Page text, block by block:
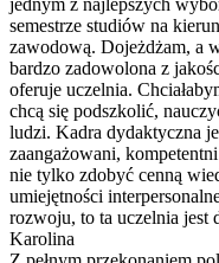
semestrze studiów na
zawodową. Dojeżdżam, a
bardzo zadowolona z
oferuje uczelnia.
chcą się podszkolić,
ludzi. Kadra dydaktyczna
zaangażowani,
nie tylko zdobyć cenną
umiejętności
rozwoju, to ta uczelnia jest
Karolina